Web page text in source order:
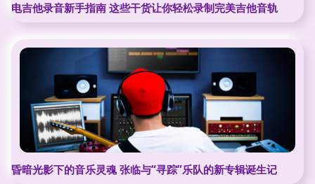
电吉他录音新手指南 这些干货让你轻松录制完美吉他音轨
昏暗光影下的音乐灵魂 张临与“寻踪”乐队的新专辑诞生记